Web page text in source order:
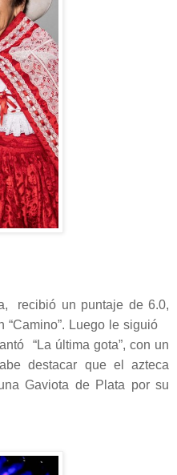
recibió un puntaje de 6.0,
“Camino”. Luego le siguió
“La última gota”, con un
destacar que el azteca
Gaviota de Plata por su